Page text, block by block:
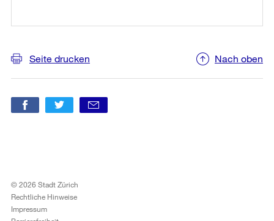
lesen
Seite drucken
Nach oben
© 2026 Stadt Zürich
Rechtliche Hinweise
Impressum